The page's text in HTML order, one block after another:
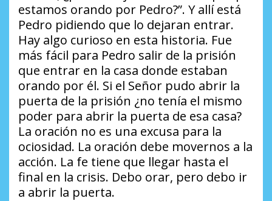
estamos orando por Pedro?”. Y allí está
Pedro pidiendo que lo dejaran entrar.
Hay algo curioso en esta historia. Fue
más fácil para Pedro salir de la prisión
que entrar en la casa donde estaban
orando por él. Si el Señor pudo abrir la
puerta de la prisión ¿no tenía el mismo
poder para abrir la puerta de esa casa?
La oración no es una excusa para la
ociosidad. La oración debe movernos a la
acción. La fe tiene que llegar hasta el
final en la crisis. Debo orar, pero debo ir
a abrir la puerta.